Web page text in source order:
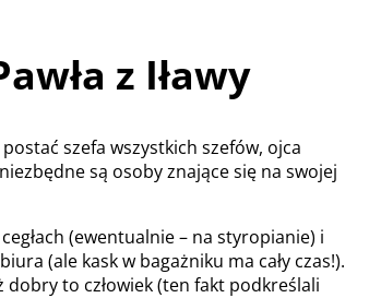
z Iławy
szefa wszystkich szefów, ojca
są osoby znające się na swojej
(ewentualnie – na styropianie) i
(ale kask w bagażniku ma cały czas!).
dobry to człowiek (ten fakt podkreślali